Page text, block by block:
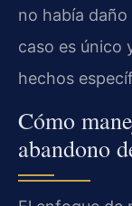
no había daño
caso es único
hechos
Cómo
abandono